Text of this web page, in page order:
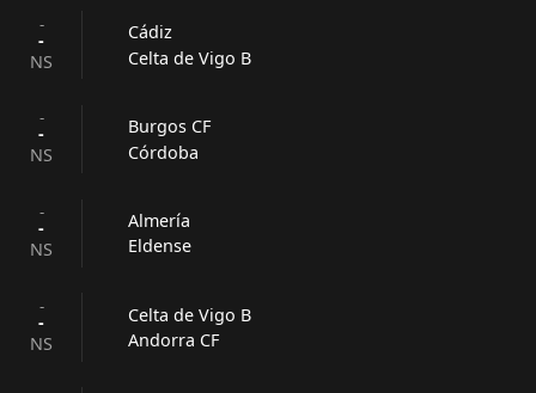
-
-
NS
Cádiz
Celta de Vigo B
-
-
NS
Burgos CF
Córdoba
-
-
NS
Almería
Eldense
-
-
NS
Celta de Vigo B
Andorra CF